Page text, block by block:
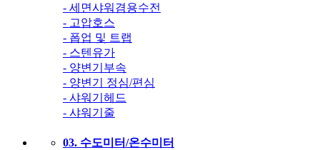
- 세면샤워겸용수전
- 고압호스
- 폽업 및 트랩
- 스텐유가
- 양변기부속
- 양변기 정심/편심
- 샤워기헤드
- 샤워기줄
03. 수도미터/온수미터